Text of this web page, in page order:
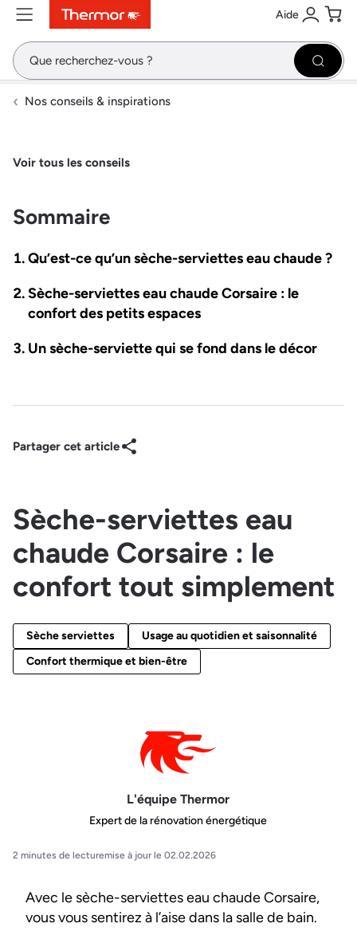
ContenuMenuRecherche Aide
Se
Nos conseils & inspirations
Voir tous les conseils
Sommaire
Qu’est-ce qu’un sèche-serviettes eau chaude ?
Sèche-serviettes eau chaude Corsaire : le
confort des petits espaces
Un sèche-serviette qui se fond dans le décor
Partager cet article
Sèche-serviettes eau
chaude Corsaire : le
confort tout simplement
Sèche serviettes
Usage au quotidien et saisonnalité
Confort thermique et bien-être
L'équipe Thermor
Expert de la rénovation énergétique
2 minutes de lecturemise à jour le 02.02.2026
Avec le sèche-serviettes eau chaude Corsaire,
vous vous sentirez à l’aise dans la salle de bain.